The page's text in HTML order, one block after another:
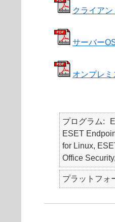
クライア
サーバー
オンプレ
プログラム
ESET
for Linux,
Office
プラットフォ